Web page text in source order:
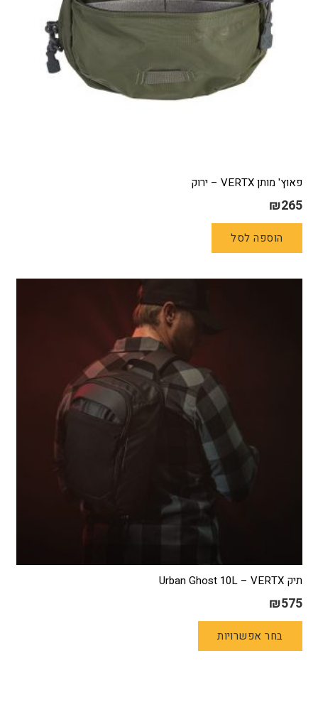
פאוץ' מותן VERTX – ירוק
₪265
הוספה לסל
תיק Urban Ghost 10L – VERTX
₪575
בחר אפשרויות